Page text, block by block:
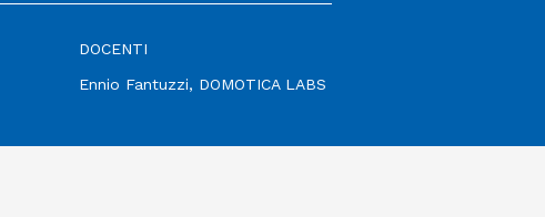
DOCENTI
Ennio Fantuzzi, DOMOTICA LABS